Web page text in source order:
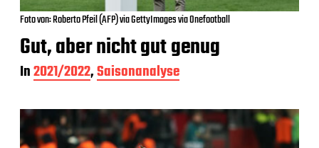
Foto von: Roberto Pfeil (AFP) via GettyImages via Onefootball
Gut, aber nicht gut genug
In2021/2022,Saisonanalyse